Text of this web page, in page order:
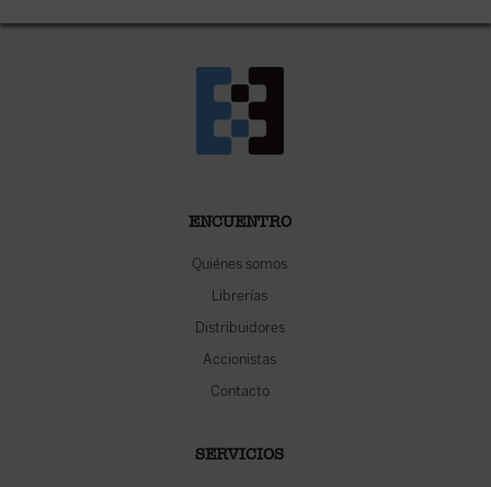
ENCUENTRO
Quiénes somos
Librerías
Distribuidores
Accionistas
Contacto
SERVICIOS